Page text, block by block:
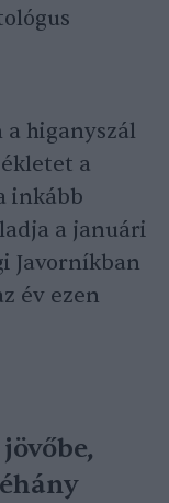
higanyszál
a
inkább
a januári
Javorníkban
év ezen